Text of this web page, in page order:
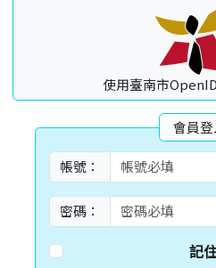
使用臺南市
會員登
帳號：
密碼：
記